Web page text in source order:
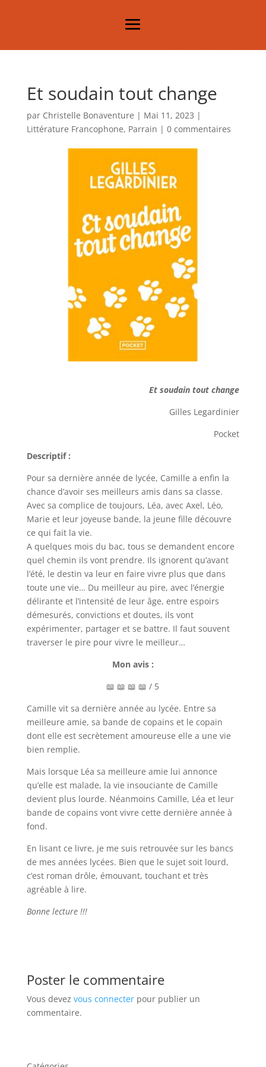
Et soudain tout change
par Christelle Bonaventure | Mai 11, 2023 |
Littérature Francophone, Parrain | 0 commentaires
Et soudain tout change
Gilles Legardinier
Pocket
Descriptif :
Pour sa dernière année de lycée, Camille a enfin la
chance d’avoir ses meilleurs amis dans sa classe.
Avec sa complice de toujours, Léa, avec Axel, Léo,
Marie et leur joyeuse bande, la jeune fille découvre
ce qui fait la vie.
A quelques mois du bac, tous se demandent encore
quel chemin ils vont prendre. Ils ignorent qu’avant
l’été, le destin va leur en faire vivre plus que dans
toute une vie… Du meilleur au pire, avec l’énergie
délirante et l’intensité de leur âge, entre espoirs
démesurés, convictions et doutes, ils vont
expérimenter, partager et se battre. Il faut souvent
traverser le pire pour vivre le meilleur…
Mon avis :
📖 📖 📖 📖 / 5
Camille vit sa dernière année au lycée. Entre sa
meilleure amie, sa bande de copains et le copain
dont elle est secrètement amoureuse elle a une vie
bien remplie.
Mais lorsque Léa sa meilleure amie lui annonce
qu’elle est malade, la vie insouciante de Camille
devient plus lourde. Néanmoins Camille, Léa et leur
bande de copains vont vivre cette dernière année à
fond.
En lisant ce livre, je me suis retrouvée sur les bancs
de mes années lycées. Bien que le sujet soit lourd,
c’est roman drôle, émouvant, touchant et très
agréable à lire.
Bonne lecture !!!
Poster le commentaire
Vous devez vous connecterpour publier un
commentaire.